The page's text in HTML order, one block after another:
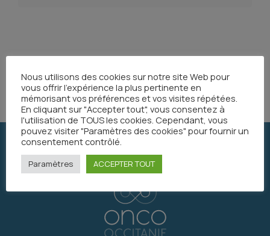
Partager
Nous utilisons des cookies sur notre site Web pour
vous offrir l'expérience la plus pertinente en
mémorisant vos préférences et vos visites répétées.
En cliquant sur "Accepter tout", vous consentez à
l'utilisation de TOUS les cookies. Cependant, vous
pouvez visiter "Paramètres des cookies" pour fournir un
consentement contrôlé.
Paramètres ACCEPTER TOUT